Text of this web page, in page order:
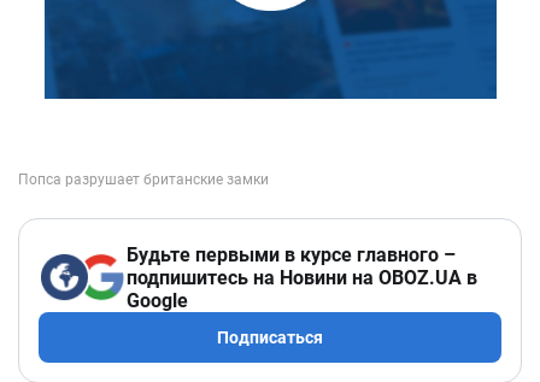
Будьте первыми в курсе главного –
подпишитесь на Новини на OBOZ.UA в
Google
Подписаться